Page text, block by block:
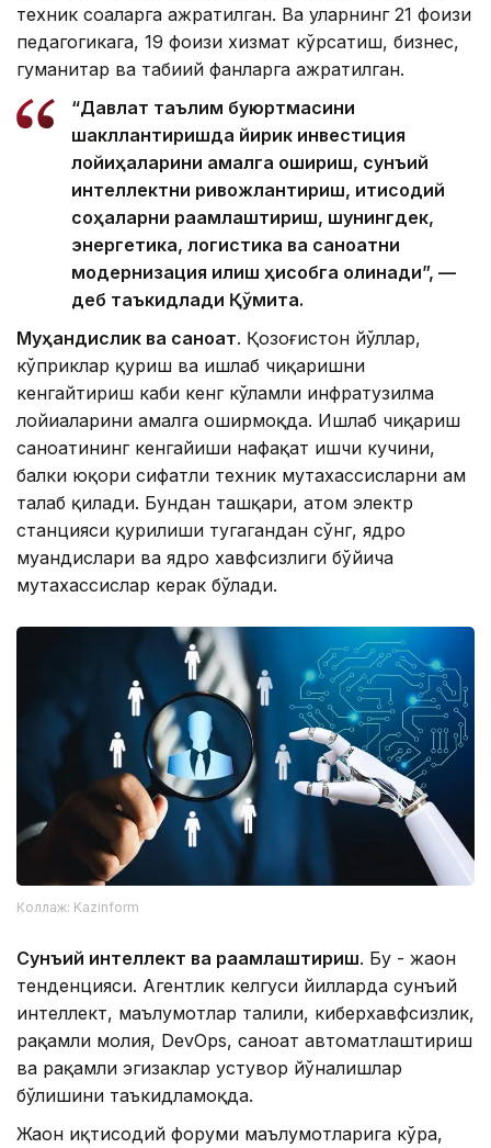
техник соҳаларга ажратилган. Ва уларнинг 21 фоизи
педагогикага, 19 фоизи хизмат кўрсатиш, бизнес,
гуманитар ва табиий фанларга ажратилган.
“Давлат таълим буюртмасини
шакллантиришда йирик инвестиция
лойиҳаларини амалга ошириш, сунъий
интеллектни ривожлантириш, иқтисодий
соҳаларни рақамлаштириш, шунингдек,
энергетика, логистика ва саноатни
модернизация қилиш ҳисобга олинади”, —
деб таъкидлади Қўмита.
Муҳандислик ва саноат. Қозоғистон йўллар,
кўприклар қуриш ва ишлаб чиқаришни
кенгайтириш каби кенг кўламли инфратузилма
лойиҳаларини амалга оширмоқда. Ишлаб чиқариш
саноатининг кенгайиши нафақат ишчи кучини,
балки юқори сифатли техник мутахассисларни ҳам
талаб қилади. Бундан ташқари, атом электр
станцияси қурилиши тугагандан сўнг, ядро
муҳандислари ва ядро хавфсизлиги бўйича
мутахассислар керак бўлади.
Коллаж: Kazinform
Сунъий интеллект ва рақамлаштириш. Бу - жаҳон
тенденцияси. Агентлик келгуси йилларда сунъий
интеллект, маълумотлар таҳлили, киберхавфсизлик,
рақамли молия, DevOps, саноат автоматлаштириш
ва рақамли эгизаклар устувор йўналишлар
бўлишини таъкидламоқда.
Жаҳон иқтисодий форуми маълумотларига кўра,